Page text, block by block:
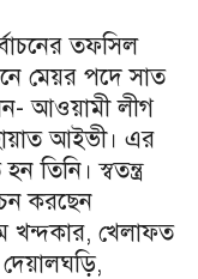
তফসিল
মেয়র পদে সাত
আওয়ামী লীগ
আইভী। এর
তিনি। স্বতন্ত্র
করছেন
খন্দকার, খেলাফত